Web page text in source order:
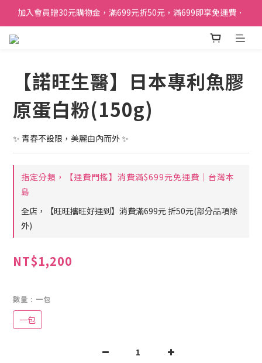
加入會員贈30元購物金，滿699元折50元，滿699即享免運費．
訂單購買貝比瑪瑪任兩盒贈品牌帆布袋乙個
加入會員贈30元購物金，滿699元折50元，滿699即享免運費．
【諾旺生醫】日本專利魚膠
原蛋白粉(150g)
✨ 青春不設限，美麗由內而外 ✨
指定分類，【運費門檻】消費滿$699元免運費｜台灣本
島
全店，【旺旺攜旺好運到】消費滿699元 折50元(部分品項除
外)
NT$1,200
數量 : 一包
一包